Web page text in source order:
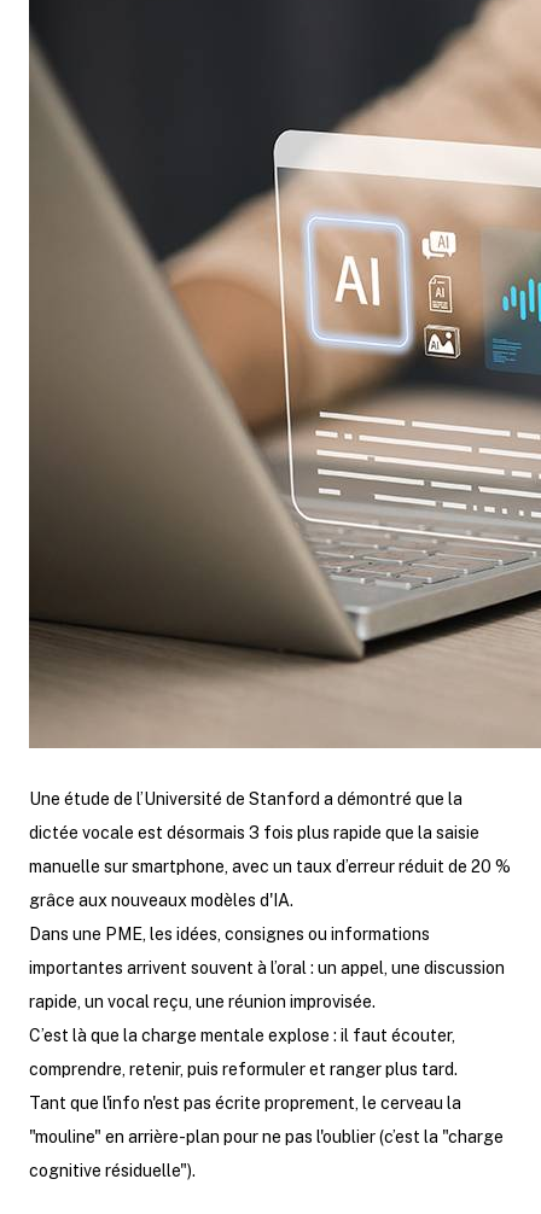
Une étude de l’Université de Stanford a démontré que la
dictée vocale est désormais 3 fois plus rapide que la saisie
manuelle sur smartphone, avec un taux d’erreur réduit de 20 %
grâce aux nouveaux modèles d'IA.
Dans une PME, les idées, consignes ou informations
importantes arrivent souvent à l’oral : un appel, une discussion
rapide, un vocal reçu, une réunion improvisée.
C’est là que la charge mentale explose : il faut écouter,
comprendre, retenir, puis reformuler et ranger plus tard.
Tant que l'info n'est pas écrite proprement, le cerveau la
"mouline" en arrière-plan pour ne pas l'oublier (c’est la "charge
cognitive résiduelle").